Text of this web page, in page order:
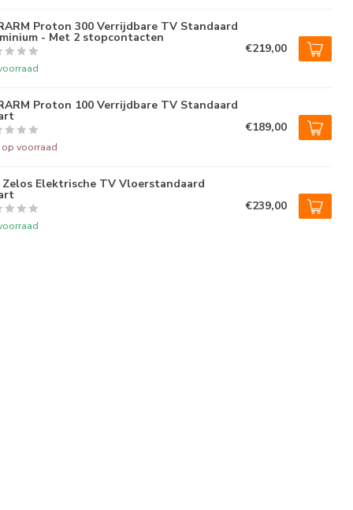
Proton 300 Verrijdbare TV Standaard
- Met 2 stopcontacten
€219,00
Proton 100 Verrijdbare TV Standaard
voorraad
€189,00
Zelos Elektrische TV Vloerstandaard
€239,00